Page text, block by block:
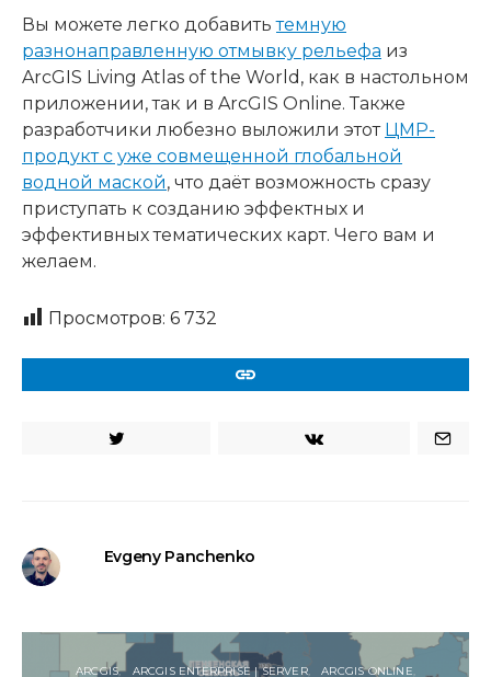
Вы можете легко добавитьтемную
разнонаправленную отмывку рельефа из
ArcGIS Living Atlas of the World, как в настольном
приложении, так и в ArcGIS Online. Также
разработчики любезно выложили этот ЦМР-
продукт с уже совмещенной глобальной
водной маской, что даёт возможность сразу
приступать к созданию эффектных и
эффективных тематических карт. Чего вам и
желаем.
Просмотров: 6 732
Evgeny Panchenko
ARCGIS ARCGIS ENTERPRISE | SERVER ARCGIS ONLINE